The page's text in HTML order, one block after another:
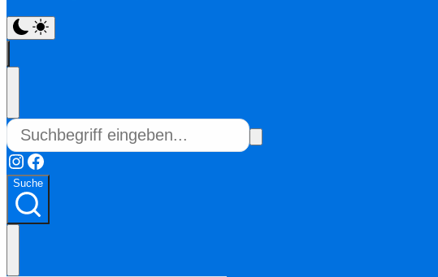
Instagram
Facebook
Suche